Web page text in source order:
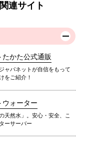
連サイト
たかた公式通販
ャパネットが自信をもって
をご紹介！
ウォーター
天然水」。安心・安全、こ
ーサーバー